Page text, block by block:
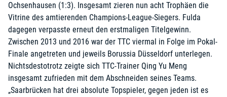
Ochsenhausen (1:3). Insgesamt zieren nun acht Trophäen die
Vitrine des amtierenden Champions-League-Siegers. Fulda
dagegen verpasste erneut den erstmaligen Titelgewinn.
Zwischen 2013 und 2016 war der TTC viermal in Folge im Pokal-
Finale angetreten und jeweils Borussia Düsseldorf unterlegen.
Nichtsdestotrotz zeigte sich TTC-Trainer Qing Yu Meng
insgesamt zufrieden mit dem Abschneiden seines Teams.
„Saarbrücken hat drei absolute Topspieler, gegen jeden ist es